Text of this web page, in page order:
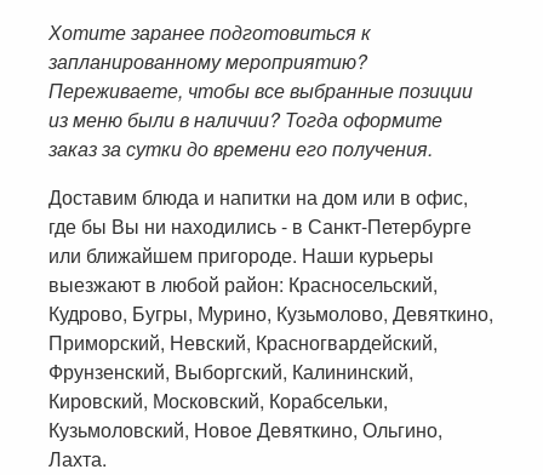
Хотите заранее подготовиться к
запланированному мероприятию?
Переживаете, чтобы все выбранные позиции
из меню были в наличии? Тогда оформите
заказ за сутки до времени его получения.
Доставим блюда и напитки на дом или в офис,
где бы Вы ни находились - в Санкт-Петербурге
или ближайшем пригороде. Наши курьеры
выезжают в любой район: Красносельский,
Кудрово, Бугры, Мурино, Кузьмолово, Девяткино,
Приморский, Невский, Красногвардейский,
Фрунзенский, Выборгский, Калининский,
Кировский, Московский, Корабсельки,
Кузьмоловский, Новое Девяткино, Ольгино,
Лахта.